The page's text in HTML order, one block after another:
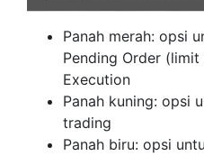
Panah merah: opsi
Pending Order
Execution
Panah kuning: opsi
trading
Panah biru: opsi